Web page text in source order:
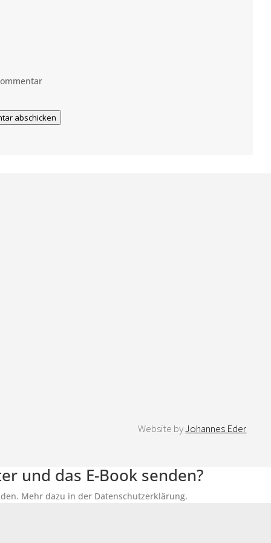
abschicken
Website byJohannes Eder
und das E-Book senden?
Mehr dazu in der Datenschutzerklärung.